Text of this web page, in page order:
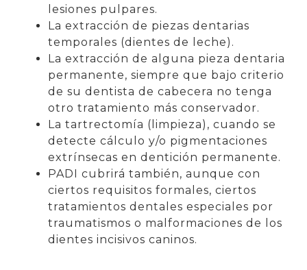
lesiones pulpares.
La extracción de piezas dentarias
temporales (dientes de leche).
La extracción de alguna pieza dentaria
permanente, siempre que bajo criterio
de su dentista de cabecera no tenga
otro tratamiento más conservador.
La tartrectomía (limpieza), cuando se
detecte cálculo y/o pigmentaciones
extrínsecas en dentición permanente.
PADI cubrirá también, aunque con
ciertos requisitos formales, ciertos
tratamientos dentales especiales por
traumatismos o malformaciones de los
dientes incisivos caninos.